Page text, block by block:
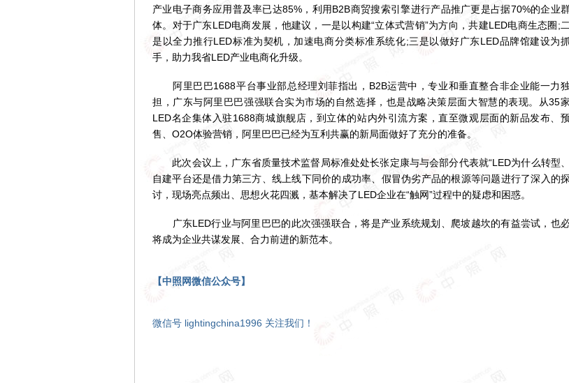
产业电子商务应用普及率已达85%，利用B2B商贸搜索引擎进行产品推广更是占据70%的企业
体。对于广东LED电商发展，他建议，一是以构建“立体式营销”为方向，共建LED电商生态圈;二
是以全力推行LED标准为契机，加速电商分类标准系统化;三是以做好广东LED品牌馆建设为抓
手，助力我省LED产业电商化升级。
阿里巴巴1688平台事业部总经理刘菲指出，B2B运营中，专业和垂直整合非企业能一力独
担，广东与阿里巴巴强强联合实为市场的自然选择，也是战略决策层面大智慧的表现。从35家
LED名企集体入驻1688商城旗舰店，到立体的站内外引流方案，直至微观层面的新品发布、预
售、O2O体验营销，阿里巴巴已经为互利共赢的新局面做好了充分的准备。
此次会议上，广东省质量技术监督局标准处处长张定康与与会部分代表就“LED为什么转型、
自建平台还是借力第三方、线上线下同价的成功率、假冒伪劣产品的根源等问题进行了深入的探
讨，现场亮点频出、思想火花四溅，基本解决了LED企业在“触网”过程中的疑虑和困惑。
广东LED行业与阿里巴巴的此次强强联合，将是产业系统规划、爬坡越坎的有益尝试，也
将成为企业共谋发展、合力前进的新范本。
【中照网微信公众号】
微信号 lightingchina1996 关注我们！